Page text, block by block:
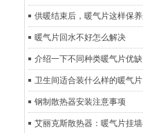
供暖结束后，暖气片这样保
暖气片回水不好怎么解决
介绍一下不同种类暖气片优
卫生间适合装什么样的暖气片
钢制散热器安装注意事项
艾丽克斯散热器：暖气片挂